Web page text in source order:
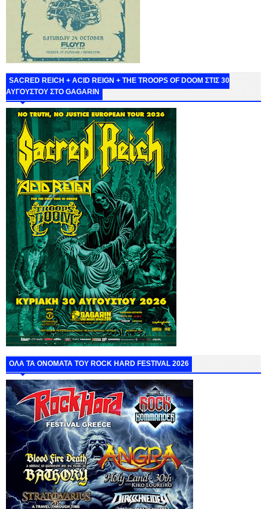
SACRED REICH + ACID REIGN + THE TROOPS OF DOOM ΣΤΙΣ 30
ΑΥΓΟΥΣΤΟΥ ΣΤΟ GAGARIN
ΟΛΑ ΤΑ ΟΝΟΜΑΤΑ ΤΟΥ ROCK HARD FESTIVAL 2026